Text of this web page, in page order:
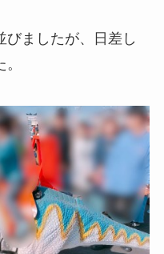
びましたが、日差し